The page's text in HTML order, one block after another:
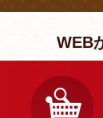
WEB